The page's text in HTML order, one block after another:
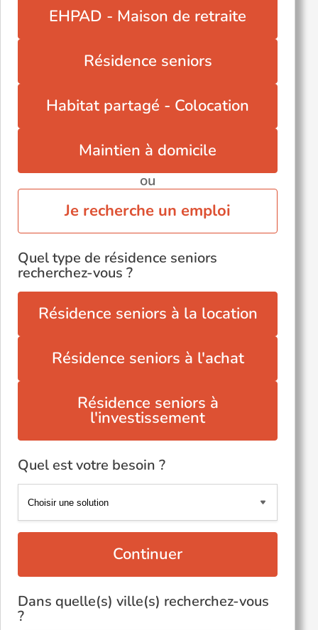
EHPAD - Maison de retraite
Résidence seniors
Habitat partagé - Colocation
Maintien à domicile
ou
Je recherche un emploi
Quel type de résidence seniors
recherchez-vous ?
Résidence seniors à la location
Résidence seniors à l'achat
Résidence seniors à
l'investissement
Quel est votre besoin ?
Continuer
Dans quelle(s) ville(s) recherchez-vous
?